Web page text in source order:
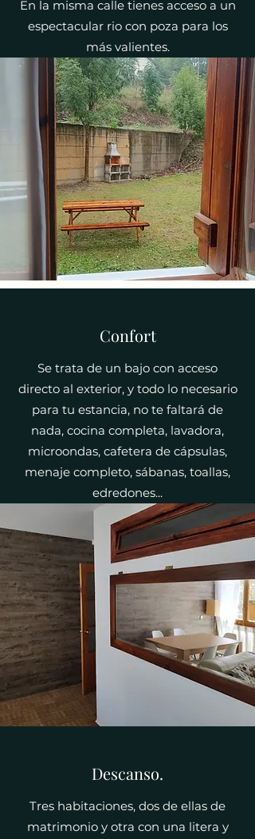
En la misma calle tienes acceso a un
espectacular rio con poza para los
más valientes.
Confort
Se trata de un bajo con acceso
directo al exterior, y todo lo necesario
para tu estancia, no te faltará de
nada, cocina completa, lavadora,
microondas, cafetera de cápsulas,
menaje completo, sábanas, toallas,
edredones...
Descanso.
Tres habitaciones, dos de ellas de
matrimonio y otra con una litera y